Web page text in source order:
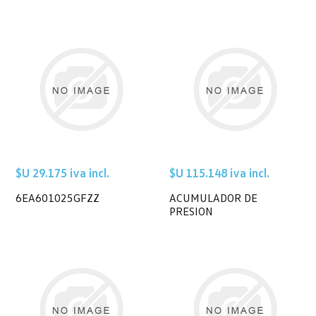
$U 29.175 iva incl.
6EA601025GFZZ
$U 115.148 iva incl.
ACUMULADOR DE
PRESION